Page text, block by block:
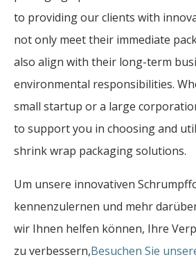
to providing our clients with
not only meet their immediate
also align with their long-term
environmental responsibilities.
small startup or a large
to support you in choosing and
shrink wrap packaging solutions.
Um unsere innovativen
kennenzulernen und mehr
wir Ihnen helfen können, Ihre
zu verbessern,Besuchen Sie